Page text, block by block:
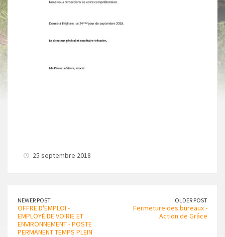
25 septembre 2018
NEWER POST
OFFRE D'EMPLOI -
EMPLOYÉ DE VOIRIE ET
ENVIRONNEMENT - POSTE
PERMANENT TEMPS PLEIN
OLDER POST
Fermeture des bureaux -
Action de Grâce